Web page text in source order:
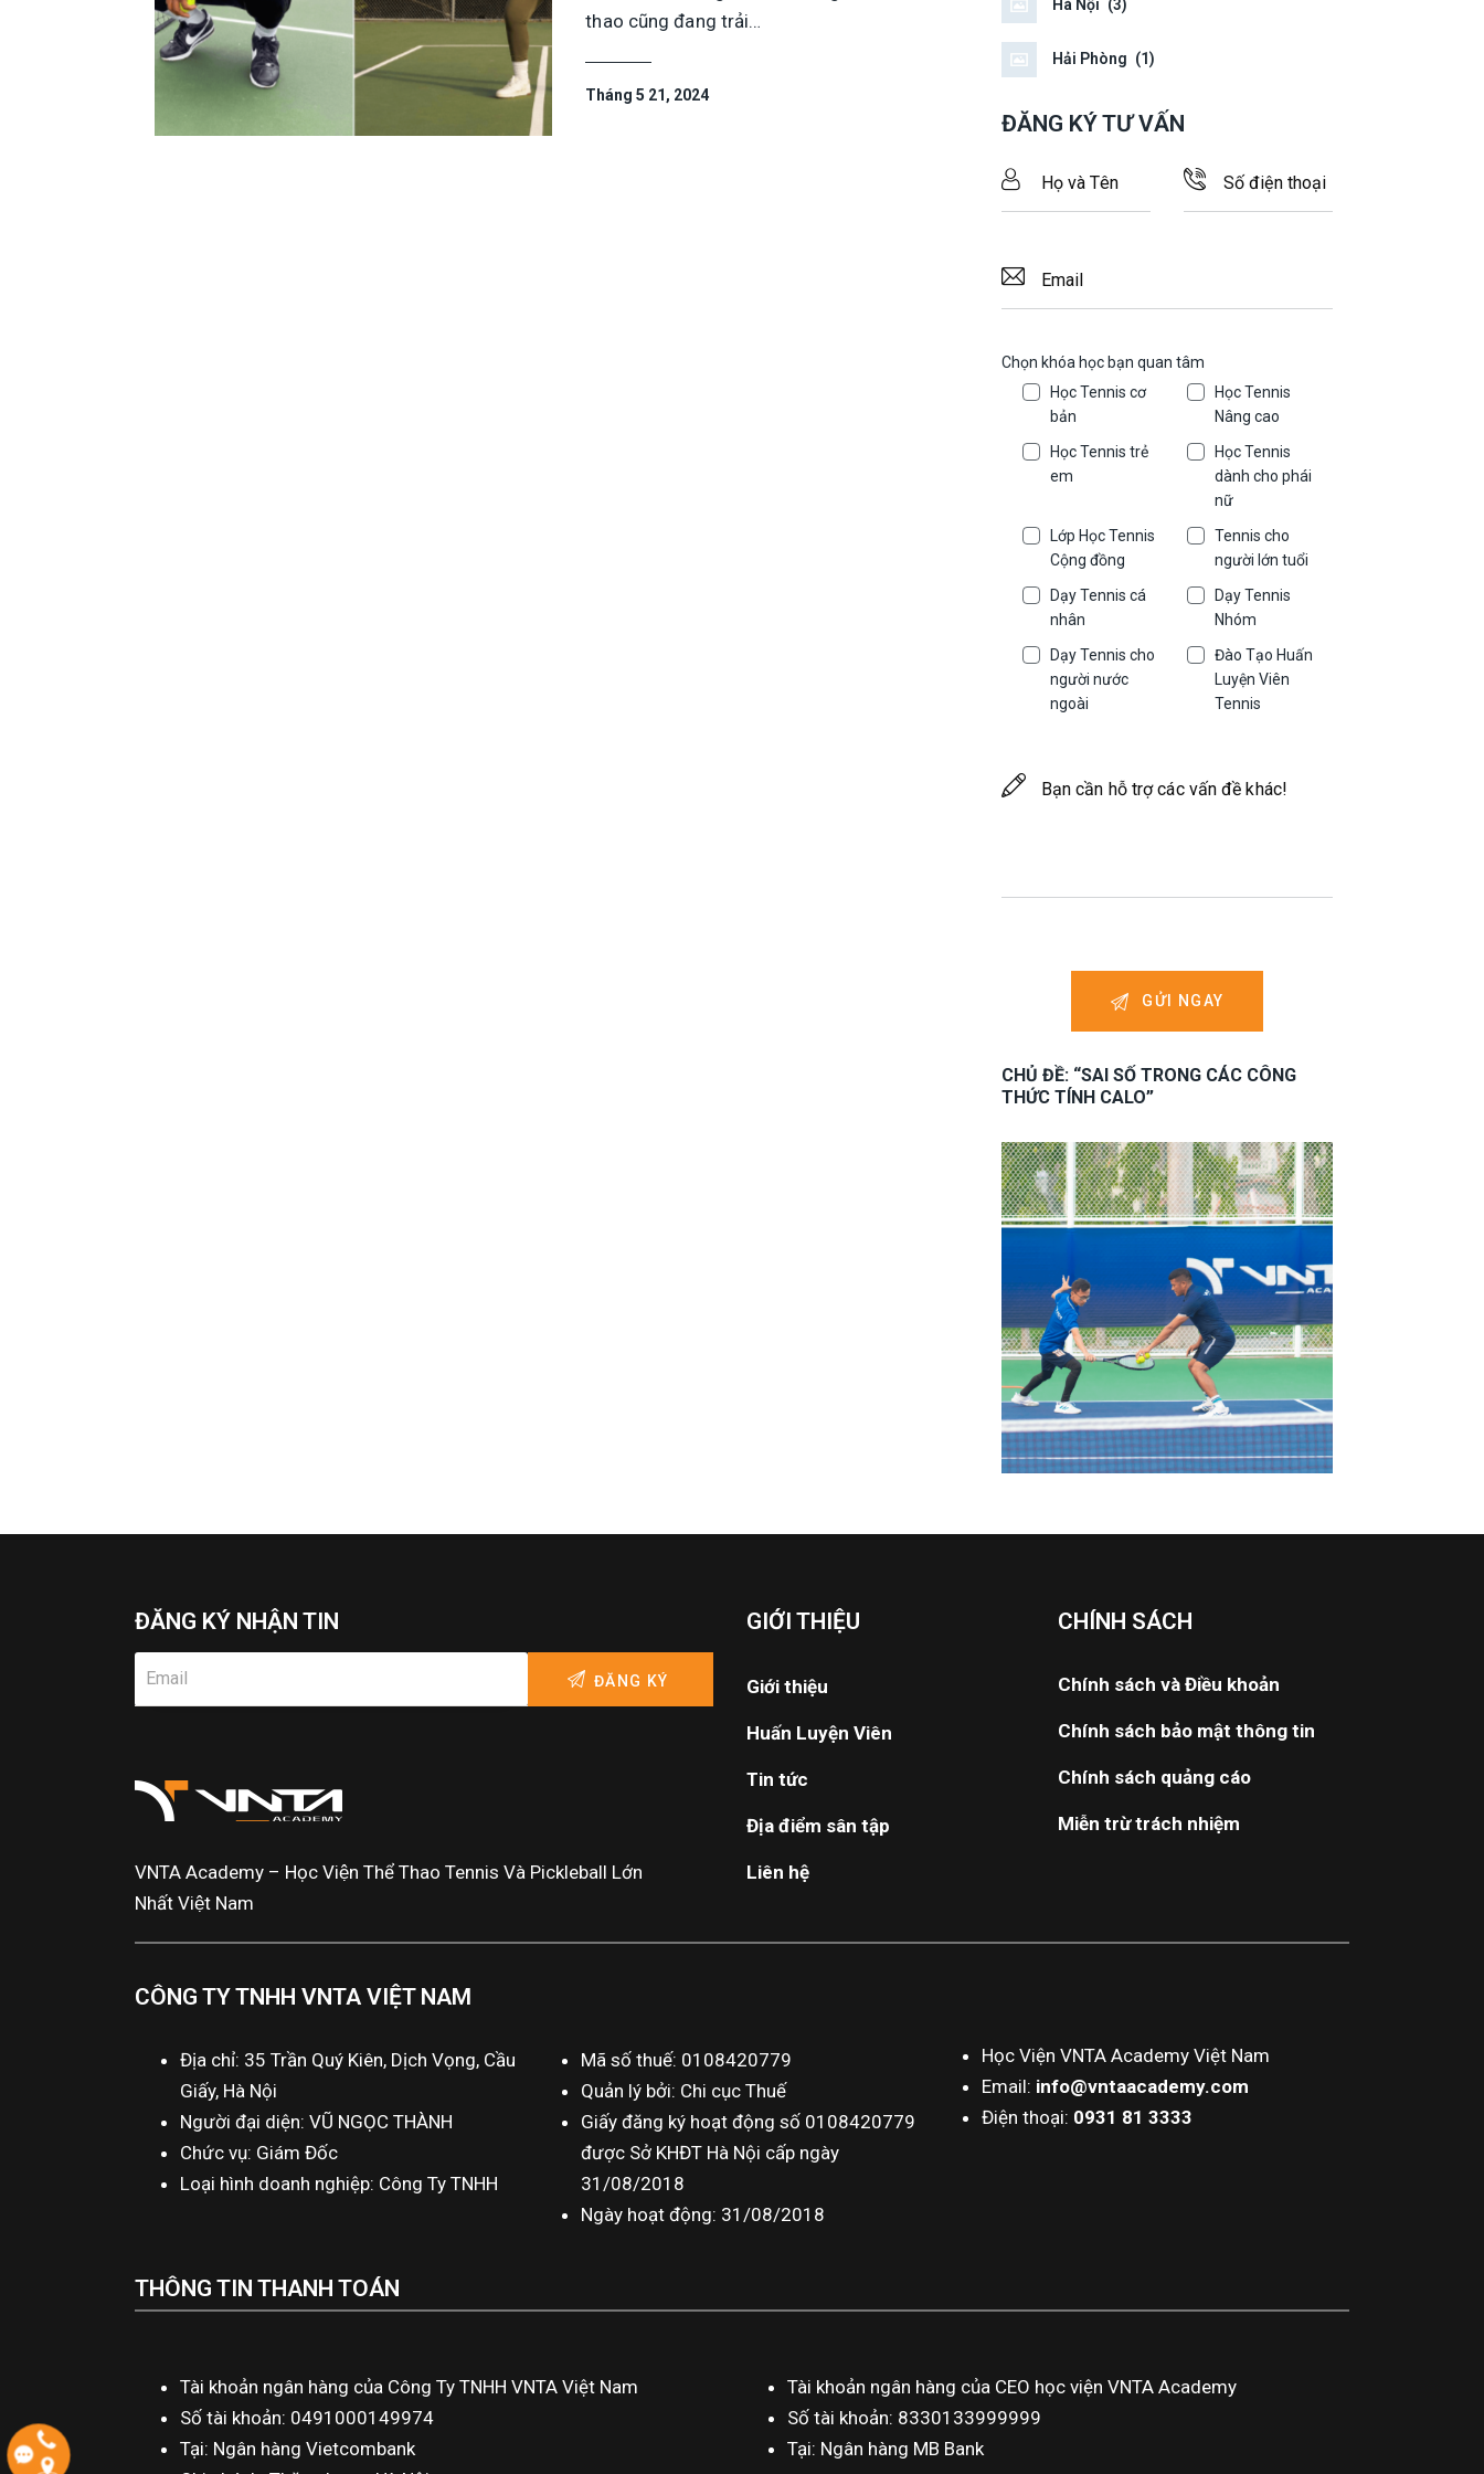
thao cũng đang trải…
Tháng 5 21, 2024
Hà Nội (3)
Hải Phòng (1)
ĐĂNG KÝ TƯ VẤN
Chọn khóa học bạn quan tâm
Học Tennis cơ
bản
Học Tennis
Nâng cao
Học Tennis trẻ
em
Học Tennis
dành cho phái
nữ
Lớp Học Tennis
Cộng đồng
Tennis cho
người lớn tuổi
Dạy Tennis cá
nhân
Dạy Tennis
Nhóm
Dạy Tennis cho
người nước
ngoài
Đào Tạo Huấn
Luyện Viên
Tennis
CHỦ ĐỀ: “SAI SỐ TRONG CÁC CÔNG
THỨC TÍNH CALO”
ĐĂNG KÝ NHẬN TIN
VNTA Academy – Học Viện Thể Thao Tennis Và Pickleball Lớn
Nhất Việt Nam
GIỚI THIỆU
Giới thiệu
Huấn Luyện Viên
Tin tức
Địa điểm sân tập
Liên hệ
CHÍNH SÁCH
Chính sách và Điều khoản
Chính sách bảo mật thông tin
Chính sách quảng cáo
Miễn trừ trách nhiệm
CÔNG TY TNHH VNTA VIỆT NAM
Địa chỉ: 35 Trần Quý Kiên, Dịch Vọng, Cầu
Giấy, Hà Nội
Người đại diện: VŨ NGỌC THÀNH
Chức vụ: Giám Đốc
Loại hình doanh nghiệp: Công Ty TNHH
Mã số thuế: 0108420779
Quản lý bởi: Chi cục Thuế
Giấy đăng ký hoạt động số 0108420779
được Sở KHĐT Hà Nội cấp ngày
31/08/2018
Ngày hoạt động: 31/08/2018
Học Viện VNTA Academy Việt Nam
Email: info@vntaacademy.com
Điện thoại: 0931 81 3333
THÔNG TIN THANH TOÁN
Tài khoản ngân hàng của Công Ty TNHH VNTA Việt Nam
Số tài khoản: 0491000149974
Tại: Ngân hàng Vietcombank
Tài khoản ngân hàng của CEO học viện VNTA Academy
Số tài khoản: 8330133999999
Tại: Ngân hàng MB Bank